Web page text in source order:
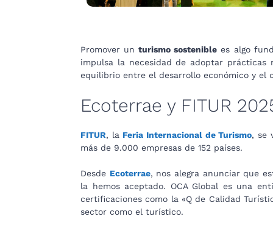
Promover unturismo sostenible es algo
impulsa la necesidad de adoptar prácticas
equilibrio entre el desarrollo económico y el
Ecoterrae y FITUR
FITUR, la Feria Internacional de Turismo, se
más de 9.000 empresas de 152 países.
Desde Ecoterrae, nos alegra anunciar que
la hemos aceptado. OCA Global es una
certificaciones como la «Q de Calidad
sector como el turístico.